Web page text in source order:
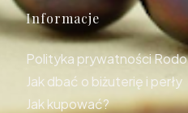
Informacje
Polityka prywatności Rodo
Jak dbać o biżuterię i perły
Jak kupować?